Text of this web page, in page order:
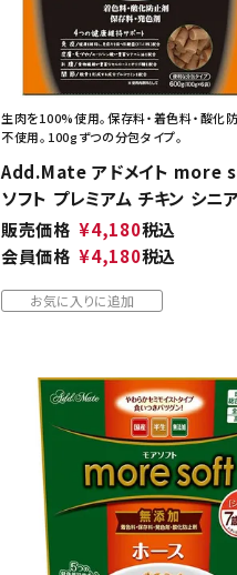
生肉を100%使用。保存料・着色料・酸化
不使用。100gずつの分包タイプ。
Add.Mate アドメイト more
ソフト プレミアム チキン シニ
販売価格 ¥4,180税込
会員価格 ¥4,180税込
お気に入りに追加